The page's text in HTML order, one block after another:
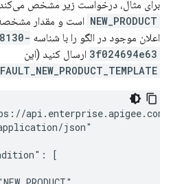
برای مثال، درخواست زیر مشخص
NEW_PRODUCT است و مقدار
اعلان موجود در الگو را با شناسه
3f024694e63 ارسال کنید (این
json"
[